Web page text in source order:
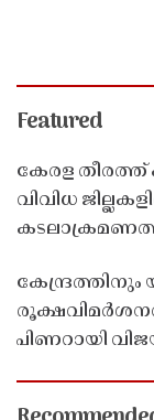
Featured
കേരള തീരത്ത്
വിവിധ
പിണറായി